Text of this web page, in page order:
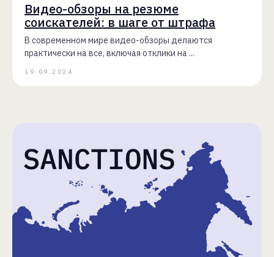
Видео-обзоры на резюме
соискателей: в шаге от штрафа
В современном мире видео-обзоры делаются
практически на все, включая отклики на ...
19.09.2024